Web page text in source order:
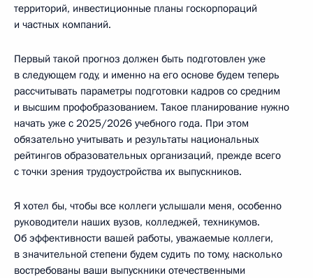
территорий, инвестиционные планы госкорпораций
и частных компаний.
Первый такой прогноз должен быть подготовлен уже
в следующем году, и именно на его основе будем теперь
рассчитывать параметры подготовки кадров со средним
и высшим профобразованием. Такое планирование нужно
начать уже с 2025/2026 учебного года. При этом
обязательно учитывать и результаты национальных
рейтингов образовательных организаций, прежде всего
с точки зрения трудоустройства их выпускников.
Я хотел бы, чтобы все коллеги услышали меня, особенно
руководители наших вузов, колледжей, техникумов.
Об эффективности вашей работы, уважаемые коллеги,
в значительной степени будем судить по тому, насколько
востребованы ваши выпускники отечественными